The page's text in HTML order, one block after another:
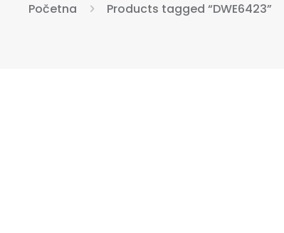
Početna Products tagged “DWE6423”